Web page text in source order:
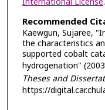
Recommended
Kaewgun, Sujaree,
the characteristics
supported cobalt
hydrogenation"
Theses and
https://